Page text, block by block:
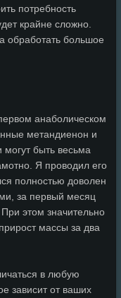
потребность
крайне сложно.
обработать большое
анаболическом
метандиенон и
быть весьма
Я проводил его
полностью доволен
за первый месяц
этом значительно
массы за два
в любую
зависит от ваших